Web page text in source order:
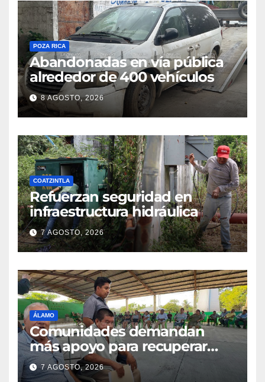
POZA RICA
Abandonadas en vía pública
alrededor de 400 vehículos
8 AGOSTO, 2026
COATZINTLA
Refuerzan seguridad en
infraestructura hidráulica
7 AGOSTO, 2026
ÁLAMO
Comunidades demandan
más apoyo para recuperar
parcelas
7 AGOSTO, 2026